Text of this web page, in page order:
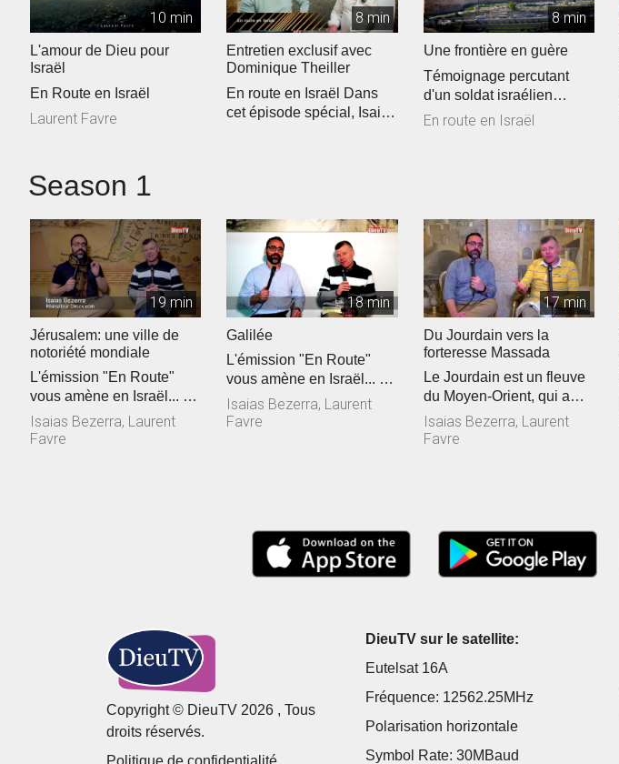
10 min
L'amour de Dieu pour
Israël
En Route en Israël
Laurent Favre
8 min
Entretien exclusif avec
Dominique Theiller
En route en Israël Dans
cet épisode spécial, Isaias
8 min
Une frontière en guère
Témoignage percutant
d'un soldat israélien
concernant le 7 octobre
En route en Israël
Season 1
19 min
Jérusalem: une ville de
notoriété mondiale
L'émission "En Route"
vous amène en Israël... et
pour cette dernière
journé...
Isaias Bezerra, Laurent
Favre
18 min
Galilée
L'émission "En Route"
vous amène en Israël... et
pour cette deuxième
journé...
Isaias Bezerra, Laurent
Favre
17 min
Du Jourdain vers la
forteresse Massada
Le Jourdain est un fleuve
du Moyen-Orient, qui a
donné son nom à la
Jordanie. ...
Isaias Bezerra, Laurent
Favre
Copyright © DieuTV 2026 , Tous
droits réservés.
Politique de confidentialité
DieuTV sur le satellite:
Eutelsat 16A
Fréquence: 12562.25MHz
Polarisation horizontale
Symbol Rate: 30MBaud